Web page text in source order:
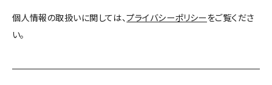
個人情報の取扱いに関しては、プライバシーポリシーをご覧くださ
い。